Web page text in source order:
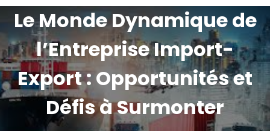
n
t
Le Monde Dynamique de
l’Entreprise Import-
Export : Opportunités et
Défis à Surmonter